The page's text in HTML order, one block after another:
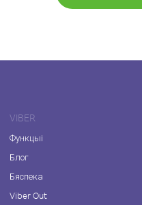
VIBER
Функцыі
Блог
Бяспека
Viber Out